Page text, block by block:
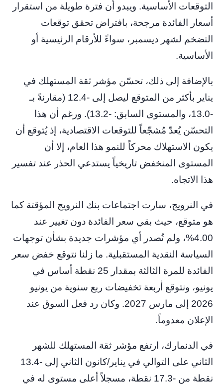
التوقعات الأساسية. ويبدو أن فترة طويلة من استقرار
أسعار الفائدة مرجحة، بافتراض تحقق توقعات
التضخم لشهر ديسمبر، سواءً للأرقام الرئيسية أو
الأساسية.
بالإضافة إلى ذلك، تحسّن مؤشر ثقة المستهلك في
يناير بأكثر من المتوقع ليصل إلى -12.4 (مقارنةً بـ
-13.0، والمستوى السابق: -13.2). ورغم أن هذا
التحسّن يُعدّ مُشجّعاً للتوقعات الاقتصادية، إذ يُتوقع أن
يكون الاستهلاك محركاً للنمو هذا العام، إلا أن
المستوى المنخفض تاريخياً يستدعي الحذر عند تفسير
هذا الاتجاه.
في النرويج، سارت اجتماعات بنك النرويج المؤقتة كما
هو متوقع، حيث بقي سعر الفائدة دون تغيير عند
4.00%، ولم تُصدر أي مؤشرات جديدة بشأن توجهات
السياسة النقدية المستقبلية. ما زلنا نتوقع خفض سعر
الفائدة للمرة الثالثة بمقدار 25 نقطة أساس في
يونيو، ونتوقع أربعة تخفيضات ربع سنوية من يونيو
2026 إلى مارس 2027. وكان رد فعل السوق عند
الإعلان معدوماً.
في الدنمارك، ارتفع مؤشر ثقة المستهلك للشهر
الثاني على التوالي في يناير/كانون الثاني إلى -13.4
نقطة من -17.3 نقطة، مسجلاً أعلى مستوى له في